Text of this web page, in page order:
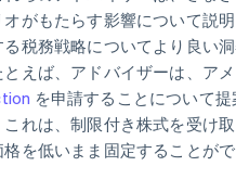
がもたらす影響について説
税務戦略についてより良い洞
えば、アドバイザーは、ア
を申請することについて
これは、制限付き株式を受け
を低いまま固定することがで